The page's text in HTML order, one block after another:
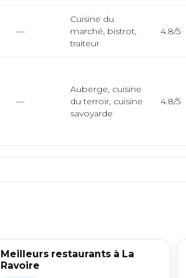
—
Cuisine du
marché, bistrot,
traiteur
4.8/5
—
Auberge, cuisine
du terroir, cuisine
savoyarde
4.8/5
Meilleurs restaurants à La
Ravoire